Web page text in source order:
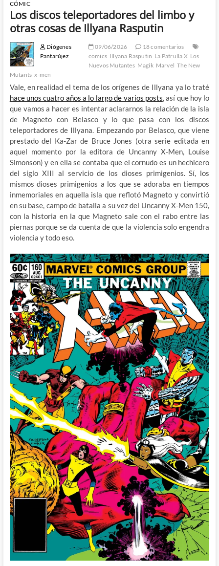
CÓMIC
Los discos teleportadores del limbo y
otras cosas de Illyana Rasputin
Diógenes
Pantarújez
09/06/2026
18 comentarios
comics Illyana Rasputin La Patrulla X Los
Nuevos Mutantes Magik Marvel The New
Mutants x-men
Vale, en realidad el tema de los orígenes de Illyana ya lo traté
hace unos cuatro años a lo largo de varios posts, así que hoy lo
que vamos a hacer es intentar aclararnos la relación de la isla
de Magneto con Belasco y lo que pasa con los discos
teleportadores de Illyana. Empezando por Belasco, que viene
prestado del Ka-Zar de Bruce Jones (otra serie editada en
aquel momento por la editora de Uncanny X-Men, Louise
Simonson) y en ella se contaba que el cornudo es un hechicero
del siglo XIII al servicio de los dioses primigenios. Sí, los
mismos dioses primigenios a los que se adoraba en tiempos
inmemoriales en aquella isla que reflotó Magneto y convirtió
en su base, campo de batalla a su vez del Uncanny X-Men 150,
con la historia en la que Magneto sale con el rabo entre las
piernas porque se da cuenta de que la violencia solo engendra
violencia y todo eso.